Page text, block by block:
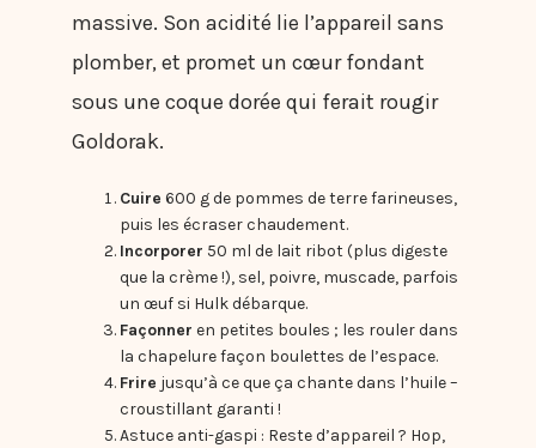
massive. Son acidité lie l’appareil sans
plomber, et promet un cœur fondant
sous une coque dorée qui ferait rougir
Goldorak.
Cuire 600 g de pommes de terre farineuses,
puis les écraser chaudement.
Incorporer 50 ml de lait ribot (plus digeste
que la crème !), sel, poivre, muscade, parfois
un œuf si Hulk débarque.
Façonner en petites boules ; les rouler dans
la chapelure façon boulettes de l’espace.
Frire jusqu’à ce que ça chante dans l’huile –
croustillant garanti !
Astuce anti-gaspi : Reste d’appareil ? Hop,